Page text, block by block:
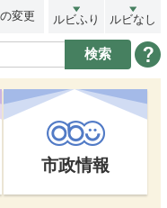
変更 ルビふり ルビなし
市政情報